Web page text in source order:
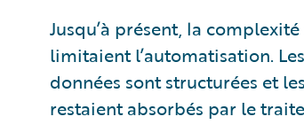
Jusqu’à présent, la
limitaient l’automatisation.
données sont structurées et
restaient absorbés par le